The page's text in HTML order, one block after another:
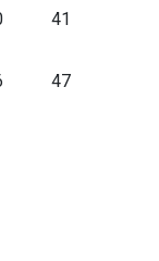
41
47